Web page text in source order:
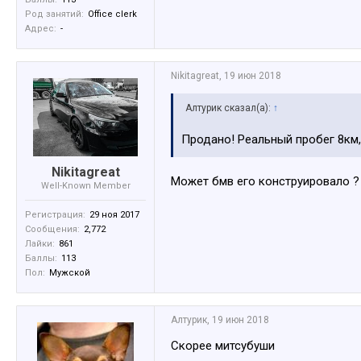
Род занятий: Office clerk
Адрес: -
Nikitagreat
Well-Known Member
Регистрация: 29 ноя 2017
Сообщения: 2,772
Лайки: 861
Баллы: 113
Пол:
Мужской
Nikitagreat 19 июн 2018
Алтурик сказал(а): ↑
Продано! Реальный пробег
Может бмв его конструировало ?
Алтурик, 19 июн 2018
Скорее митсубуши